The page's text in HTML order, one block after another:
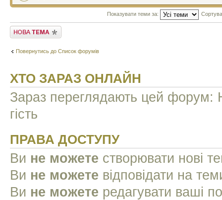
Показувати теми за:
Створити нову тему
Повернутись до Список форумів
ХТО ЗАРАЗ ОНЛАЙН
Зараз переглядають цей форум:
гість
ПРАВА ДОСТУПУ
Ви не можете створювати нові
Ви не можете відповідати на
Ви не можете редагувати ваші